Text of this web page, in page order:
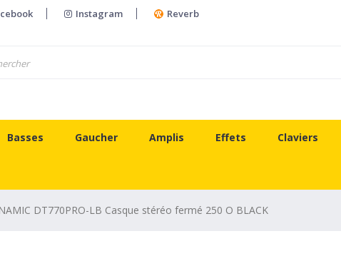
Instagram Reverb
Basses Gaucher Amplis Effets Claviers
DT770PRO-LB Casque stéréo fermé 250 O BLACK